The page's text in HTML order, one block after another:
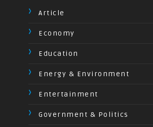
Article
Economy
Education
Energy & Environment
Entertainment
Government & Politics